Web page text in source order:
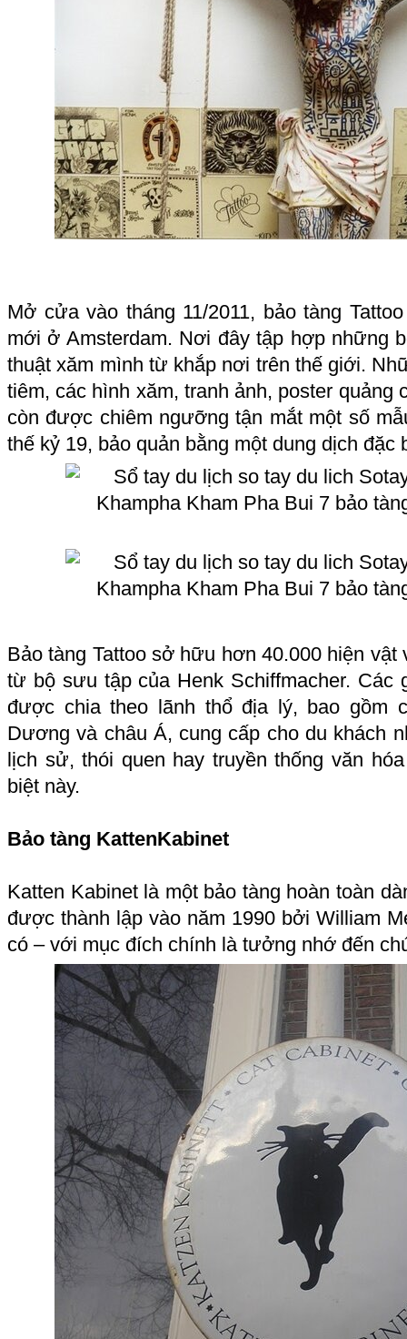
Mở cửa vào tháng 11/2011, bảo tàng
mới ở Amsterdam. Nơi đây tập hợp những
thuật xăm mình từ khắp nơi trên thế giới.
tiêm, các hình xăm, tranh ảnh, poster
còn được chiêm ngưỡng tận mắt một số
thế kỷ 19, bảo quản bằng một dung dịch đặc
Bảo tàng Tattoo sở hữu hơn 40.000 hiện vật
từ bộ sưu tập của Henk Schiffmacher. Các
được chia theo lãnh thổ địa lý, bao gồm
Dương và châu Á, cung cấp cho du khách
lịch sử, thói quen hay truyền thống văn
biệt này.
Bảo tàng KattenKabinet
Katten Kabinet là một bảo tàng hoàn toàn
được thành lập vào năm 1990 bởi William
có – với mục đích chính là tưởng nhớ đến